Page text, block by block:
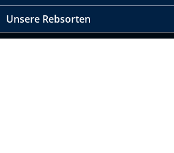
Unsere Rebsorten